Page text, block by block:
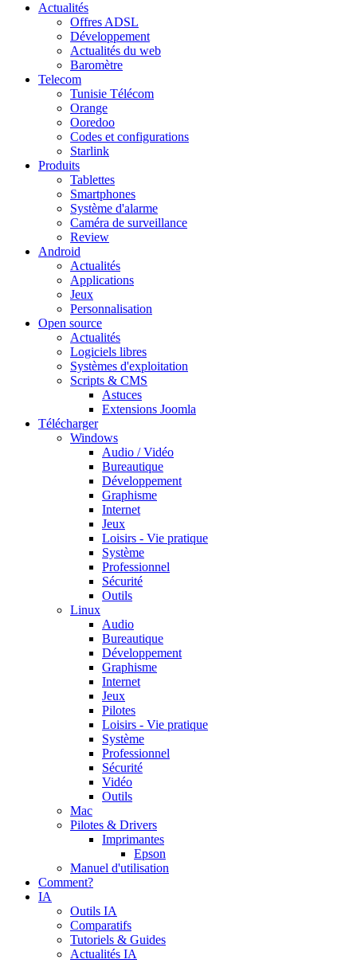
Actualités
Offres ADSL
Développement
Actualités du web
Baromètre
Telecom
Tunisie Télécom
Orange
Ooredoo
Codes et configurations
Starlink
Produits
Tablettes
Smartphones
Système d'alarme
Caméra de surveillance
Review
Android
Actualités
Applications
Jeux
Personnalisation
Open source
Actualités
Logiciels libres
Systèmes d'exploitation
Scripts & CMS
Astuces
Extensions Joomla
Télécharger
Windows
Audio / Vidéo
Bureautique
Développement
Graphisme
Internet
Jeux
Loisirs - Vie pratique
Système
Professionnel
Sécurité
Outils
Linux
Audio
Bureautique
Développement
Graphisme
Internet
Jeux
Pilotes
Loisirs - Vie pratique
Système
Professionnel
Sécurité
Vidéo
Outils
Mac
Pilotes & Drivers
Imprimantes
Epson
Manuel d'utilisation
Comment?
IA
Outils IA
Comparatifs
Tutoriels & Guides
Actualités IA